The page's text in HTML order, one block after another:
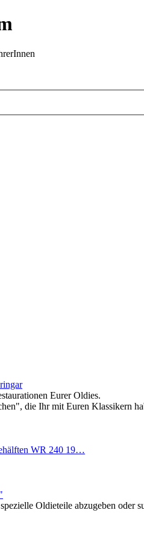
Eurer Oldies.
die Ihr mit Euren Klassikern
WR 240 19…
Oldieteile abzugeben oder